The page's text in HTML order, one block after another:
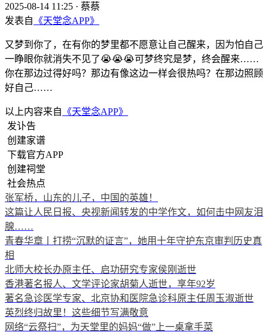
2025-08-14 11:25 · 蔡蔡
发表自 《天堂念APP》
又梦到你了，在有你的梦里都不愿意让自己醒来，因为怕自己
一睁眼你就消失不见了😭😭😭可梦终究是梦，终会醒来……
你在那边过得好吗？那边有像这边一样会很热吗？在那边照顾
好自己……
以上内容来自 《天堂念APP》
发讣告
创建家谱
下载官方APP
创建祠堂
社会热点
张军桥，山东的儿子，中国的英雄！
这篇让人民日报、央视新闻转发的中学作文，如何击中网友泪
腺……
青春华章丨打捞“沉默的证言”，她用十年守护东京审判历史真
相
北师大校长办原主任、启功研究专家侯刚逝世
香港著名报人、文学评论家胡菊人逝世，享年92岁
著名急诊医学专家、北京协和医院急诊科原主任周玉淑逝世
英烈终归故里！这些细节写满敬意
网络“云祭扫”，为天堂里的妈妈“做”上一桌拿手菜